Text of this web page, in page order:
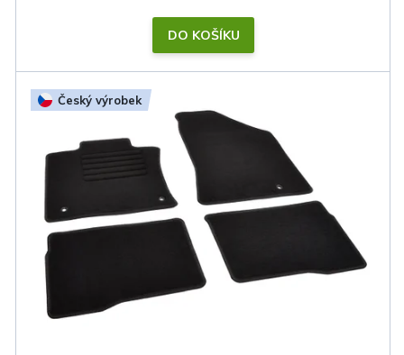
DO KOŠÍKU
Český výrobek